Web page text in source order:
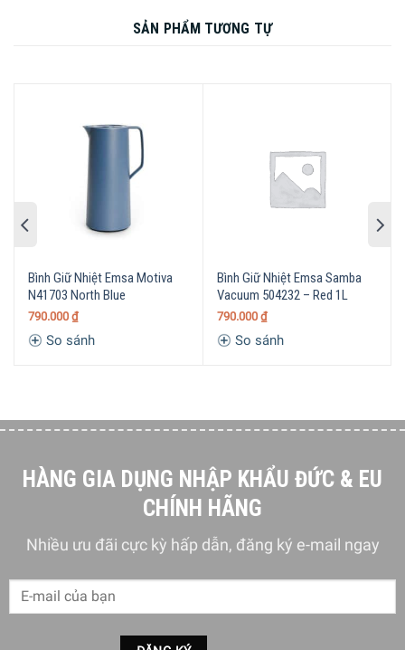
trội lên tới 12 giờ và giữ lạnh lên tới 24h. Nhờ có bộ phận
lõi của bình được làm từ thuỷ tinh bọc bên ngoài một lớp
nhựa cao cấp và thiết kế bình hút chân không mà người
SẢN PHẨM TƯƠNG TỰ
Bình Giữ Nhiệt Emsa Motiva
N41703 North Blue
790.000 ₫
So sánh
Bình Giữ Nhiệt Emsa Samba
Vacuum 504232 – Red 1L
790.000 ₫
So sánh
HÀNG GIA DỤNG NHẬP KHẨU ĐỨC & EU
CHÍNH HÃNG
Nhiều ưu đãi cực kỳ hấp dẫn, đăng ký e-mail ngay